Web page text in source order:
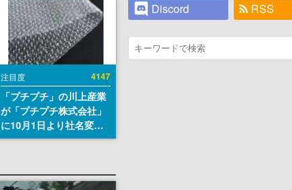
注目度 4147
「プチプチ」の川上産業
が「プチプチ株式会社」
に10月1日より社名変更
へ。創業58年で初めての
の名前に
Discord
RSS